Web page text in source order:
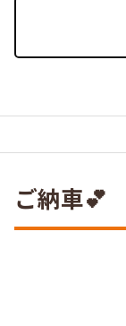
ご納車💕